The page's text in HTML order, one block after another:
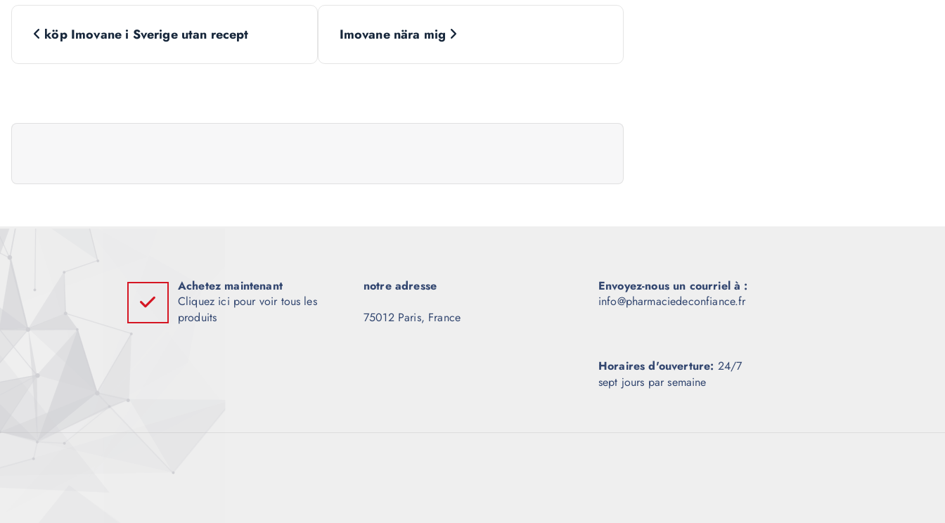
N
a
i
g
a
t
i
o
n
köp Imovane i Sverige utan recept Imovane nära mig
Achetez maintenant
Cliquez ici pour voir tous les
produits
notre adresse
75012 Paris, France
Envoyez-nous un courriel à :
info@pharmaciedeconfiance.fr
Horaires d'ouverture: 24/7
sept jours par semaine